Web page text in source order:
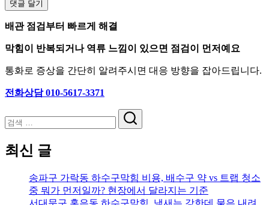
배관 점검부터 빠르게 해결
막힘이 반복되거나 역류 느낌이 있으면 점검이 먼저예요
통화로 증상을 간단히 알려주시면 대응 방향을 잡아드립니다.
전화상담 010-5617-3371
검
최신 글
송파구 가락동 하수구막힘 비용, 배수구 약 vs 트랩 청소
중 뭐가 먼저일까? 현장에서 달라지는 기준
서대문구 홍은동 하수구막힘, 냄새는 강한데 물은 내려